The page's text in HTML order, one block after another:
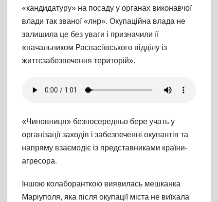
«кандидатуру» на посаду у органах виконавчої
влади так званої «лнр». Окупаційна влада не
залишила це без уваги і призначили її
«начальником Распасіївського відділу із
життєзабезпечення територій».
«Чиновниця» безпосередньо бере учать у
організації заходів і забезпеченні окупантів та
напряму взаємодіє із представниками країни-
агресора.
Іншою колаборанткою виявилась мешканка
Маріуполя, яка після окупації міста не виїхала